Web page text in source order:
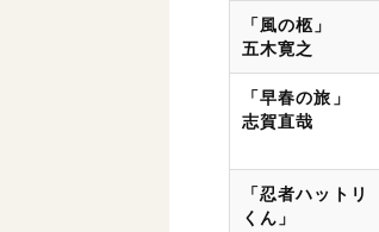
「風の柩」
五木寛之
「早春の旅」
志賀直哉
「忍者ハットリ
くん」